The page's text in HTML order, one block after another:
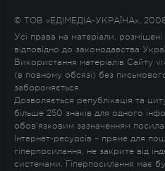
© ТОВ «ЕДІМЕДІА-УКРАЇНА»,
Усі права на матеріали,
відповідно до законодавства
Використання матеріалів Сайту
(в повному обсязі) без
забороняється.
Дозволяється републікація та
більше 250 знаків для одного
обов'язковим зазначенням
Інтернет-ресурсів – пряме для
гіперпосилання, не закрите від
системами. Гіперпосилання має